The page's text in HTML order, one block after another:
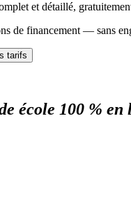
projets marketing et
à la coordination d’une
auprès d'équipe
au sein de l’équipe, et
marketing et
et communication
marketing et
et détaillé,
de financement — sans
tarifs
école 100 % en